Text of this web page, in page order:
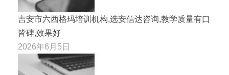
吉安市六西格玛培训机构,选安信达咨询,教学质量有口
皆碑,效果好
2026年6月5日